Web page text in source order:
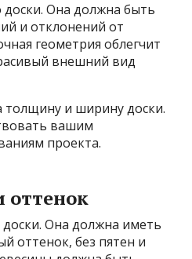
Она должна быть
и отклонений от
геометрия облегчит
внешний вид
и ширину доски.
вашим
проекта.
Она должна иметь
оттенок, без пятен и